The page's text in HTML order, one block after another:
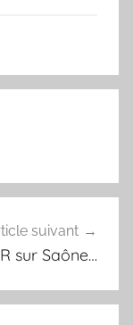
suivant
sur Saône…